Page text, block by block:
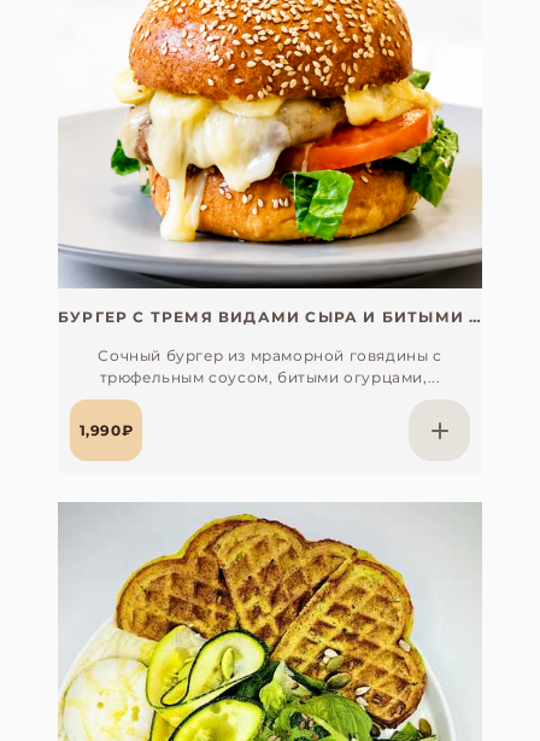
БУРГЕР С ТРЕМЯ ВИДАМИ СЫРА И БИТЫМИ ОГУРЦАМИ (КЛАССИЧЕСКАЯ БУЛОЧКА)
Сочный бургер из мраморной говядины с
трюфельным соусом, битыми огурцами,...
1,990₽